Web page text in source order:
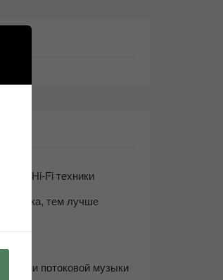
Hi-Fi техники
тем лучше
потоковой музыки